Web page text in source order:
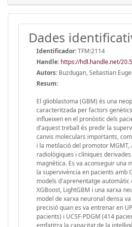
Dades
Identificador:TFM:2114
Handle: https://hdl.handle.net/
Autors: Buzdugan, Sebastian
Resum:
El glioblastoma (GBM) és una
caracteritzada per factors
influeixen en el pronòstic dels
d'aquest treball és predir la
canvis moleculars importants,
i la metilació del promotor MGMT,
radiològiques i clíniques
magnètica. Es va aconseguir una
la supervivència en pacients amb
models d'aprenentatge automàtic
XGBoost, LightGBM i una xarxa
model de xarxa neuronal densa
precisió quan es va entrenar en
pacients) i UCSF-PDGM (414
emfatitza la capacitat de la